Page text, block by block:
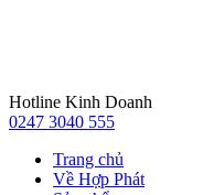
Hotline Kinh Doanh
0247 3040 555
Trang chủ
Về Hợp Phát